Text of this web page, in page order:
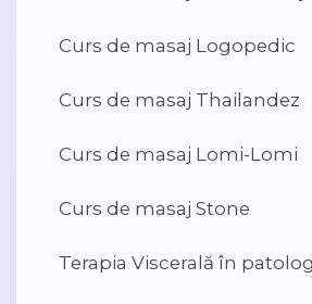
Curs de masaj Logopedic
Curs de masaj Thailandez
Curs de masaj Lomi-Lomi
Curs de masaj Stone
Terapia Viscerală în